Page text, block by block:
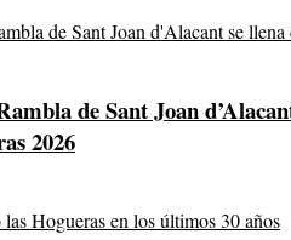
de Sant Joan
2026